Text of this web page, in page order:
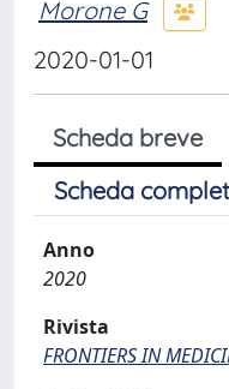
Morone G
2020-01-01
Scheda breve
Scheda
Anno
2020
Rivista
FRONTIERS IN